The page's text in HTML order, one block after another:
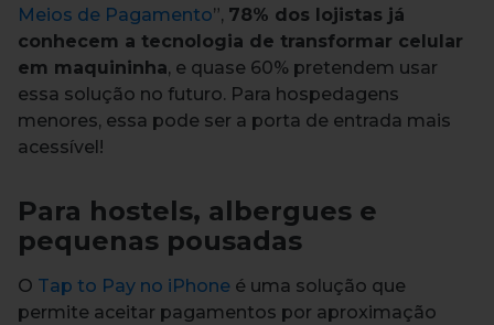
Meios de Pagamento”, 78% dos lojistas já
conhecem a tecnologia de transformar celular
em maquininha, e quase 60% pretendem usar
essa solução no futuro. Para hospedagens
menores, essa pode ser a porta de entrada mais
acessível!
Para hostels, albergues e
pequenas pousadas
O Tap to Pay no iPhone é uma solução que
permite aceitar pagamentos por aproximação